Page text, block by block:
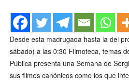
Desde esta madrugada hasta la del
sábado) a las 0:30 Filmoteca, temas
Pública presenta una Semana de
sus filmes canónicos como los que